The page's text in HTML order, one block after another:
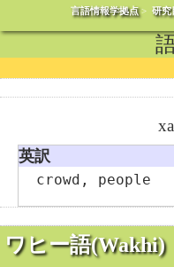
言語情報学拠点> 研究
ワヒー語(Wakhi)
英訳
crowd, people